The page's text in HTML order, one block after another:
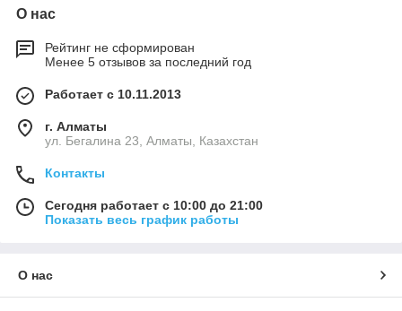
О нас
Рейтинг не сформирован
Менее 5 отзывов за последний год
Работает с 10.11.2013
г. Алматы
ул. Бегалина 23, Алматы, Казахстан
Контакты
Сегодня работает с 10:00 до 21:00
Показать весь график работы
О нас